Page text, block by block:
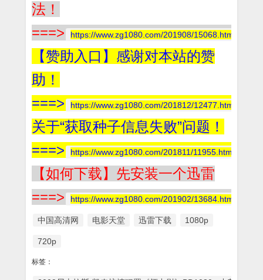
法！
===>
https://www.zg1080.com/201908/15068.html
【赞助入口】感谢对本站的赞
助！
===>
https://www.zg1080.com/201812/12477.html
关于“获取种子信息失败”问题！
===>
https://www.zg1080.com/201811/11955.html
【如何下载】先安装一个迅雷
===>
https://www.zg1080.com/201902/13684.html
中国高清网 电影天堂 迅雷下载 1080p
720p
标签：